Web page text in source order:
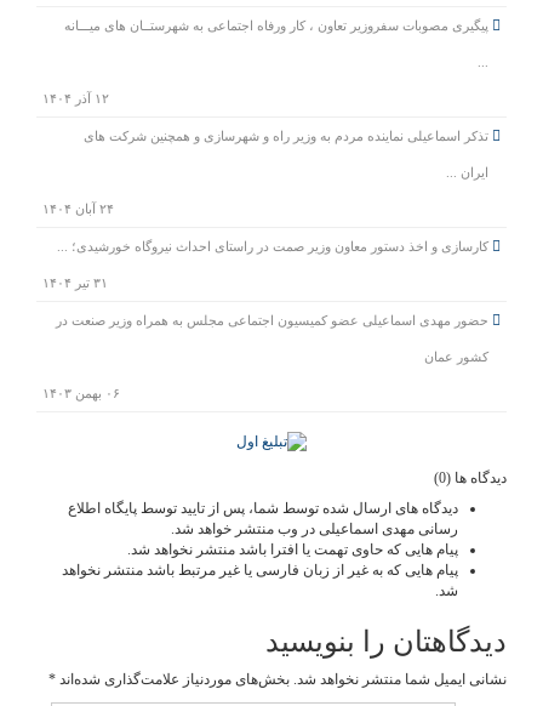
پیگیری مصوبات سفروزیر تعاون ، کار ورفاه اجتماعی به شهرستــان های میـــانه
۱۲ آذر ۱۴۰۴
تذکر اسماعیلی نماینده مردم به وزیر راه و شهرسازی و همچنین شرکت های
ایران ...
۲۴ آبان ۱۴۰۴
کارسازی و اخذ دستور معاون وزیر صمت در راستای احداث نیروگاه خورشیدی؛ ...
۳۱ تیر ۱۴۰۴
حضور مهدی اسماعیلی عضو کمیسیون اجتماعی مجلس به همراه وزیر صنعت در
کشور عمان
۰۶ بهمن ۱۴۰۳
دیدگاه ها (0)
دیدگاه های ارسال شده توسط شما، پس از تایید توسط پایگاه اطلاع
رسانی مهدی اسماعیلی در وب منتشر خواهد شد.
پیام هایی که حاوی تهمت یا افترا باشد منتشر نخواهد شد.
پیام هایی که به غیر از زبان فارسی یا غیر مرتبط باشد منتشر نخواهد
شد.
دیدگاهتان را بنویسید
نشانی ایمیل شما منتشر نخواهد شد. بخش‌های موردنیاز علامت‌گذاری شده‌اند *